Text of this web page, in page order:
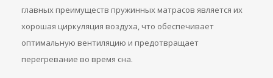
главных преимуществ пружинных матрасов является их
хорошая циркуляция воздуха, что обеспечивает
оптимальную вентиляцию и предотвращает
перегревание во время сна.